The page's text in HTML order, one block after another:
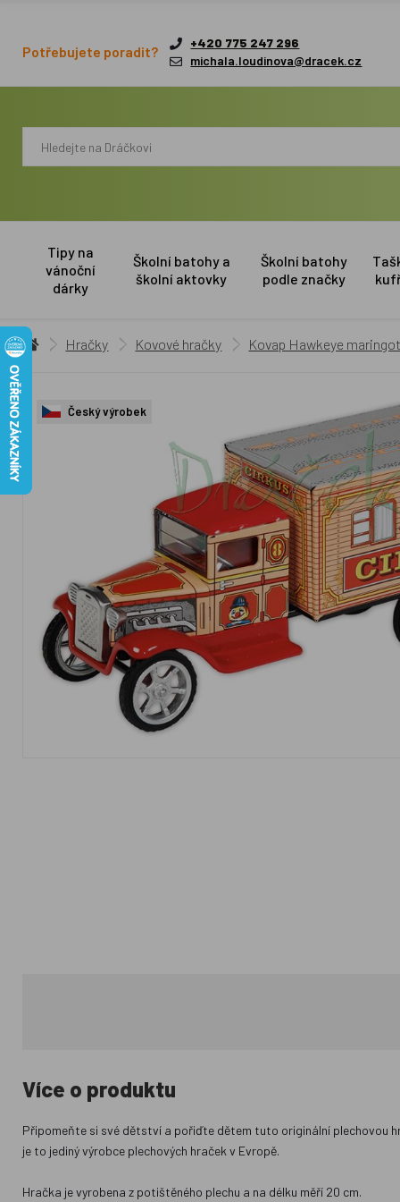
Potřebujete poradit?
+420 775 247 296
michala.loudinova@dracek.cz
Tipy na
vánoční
dárky
Školní batohy a
školní aktovky
Školní batohy
podle značky
Hračky Kovové hračky Kovap Hawkeye
Český výrobek
Více o produktu
Připomeňte si své dětství a pořiďte dětem tuto originální plechovou
je to jediný výrobce plechových hraček v Evropě.
Hračka je vyrobena z potištěného plechu a na délku měří 20 cm.